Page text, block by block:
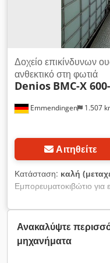
Emmendingen 1.507
Δοχείο επικίνδυνων
ανθεκτικό στη φωτιά
Denios BMC-X
Αιτηθείτε
Κατάσταση: καλή
Εμπορευματοκιβώτιο για
πυροπροστατευόμενη
αποθήκευσης με
εισόδου, ανιχνευτής
τοποθεσία: 29.500€
συσκευασμένο και
Ανακαλύψτε
μηχανήματα